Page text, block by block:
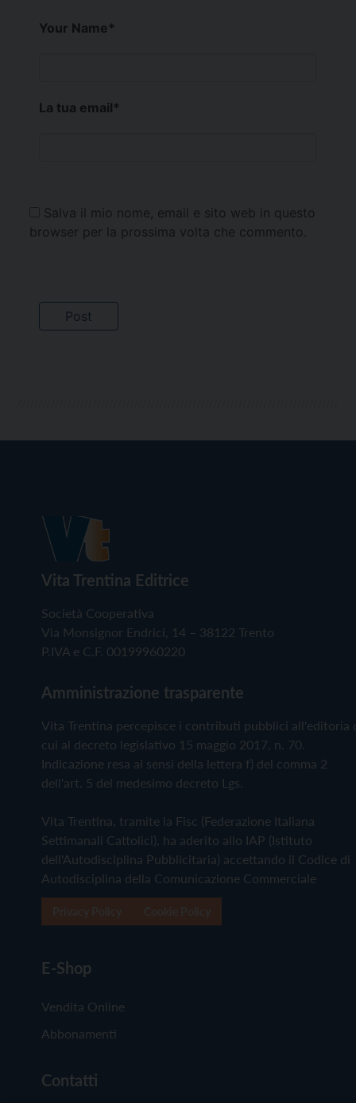
Your Name*
La tua email*
Salva il mio nome, email e sito web in questo
browser per la prossima volta che commento.
Vita Trentina Editrice
Società Cooperativa
Via Monsignor Endrici, 14 – 38122 Trento
P.IVA e C.F. 00199960220
Amministrazione trasparente
Vita Trentina percepisce i contributi pubblici all'editoria
cui al decreto legislativo 15 maggio 2017, n. 70.
Indicazione resa ai sensi della lettera f) del comma 2
dell'art. 5 del medesimo decreto Lgs.
Vita Trentina, tramite la Fisc (Federazione Italiana
Settimanali Cattolici), ha aderito allo IAP (Istituto
dell'Autodisciplina Pubblicitaria) accettando il Codice di
Autodisciplina della Comunicazione Commerciale
E-Shop
Vendita Online
Abbonamenti
Contatti